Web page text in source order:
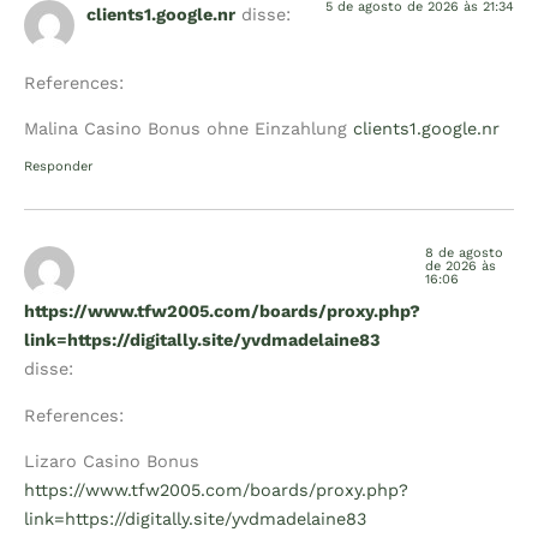
clients1.google.nr disse: 5 de agosto de 2026 às 21:34
References:
Malina Casino Bonus ohne Einzahlung clients1.google.nr
Responder
https://www.tfw2005.com/boards/proxy.php?
link=https://digitally.site/yvdmadelaine83
disse:
8 de agosto
de 2026 às
16:06
References:
Lizaro Casino Bonus
https://www.tfw2005.com/boards/proxy.php?
link=https://digitally.site/yvdmadelaine83